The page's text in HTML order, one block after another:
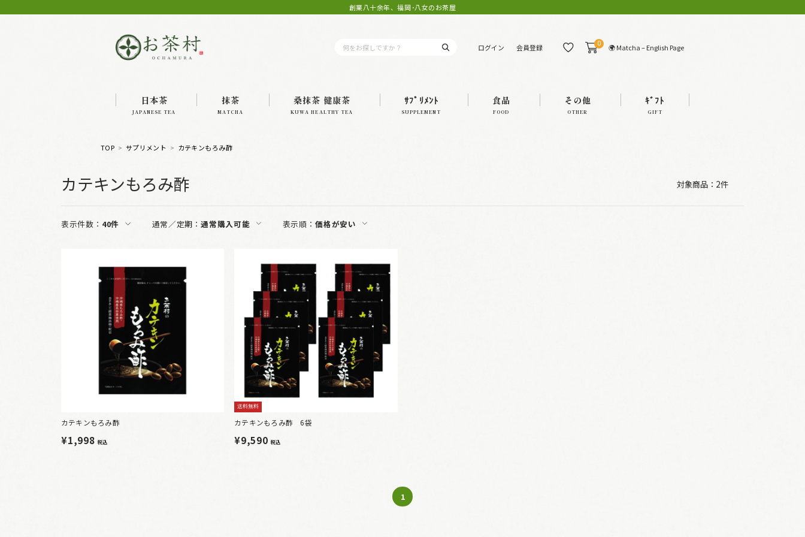
創業八十余年、福岡･八女のお茶屋
ログイン 会員登録 0 🌍 Matcha – English Page
日本茶
JAPANESE TEA
抹茶
MATCHA
桑抹茶 健康茶
KUWA HEALTHY TEA
ｻﾌﾟﾘﾒﾝﾄ
SUPPLEMENT
食品
FOOD
その他
OTHER
ｷﾞﾌﾄ
GIFT
TOP サプリメント カテキンもろみ酢
カテキンもろみ酢 対象商品： 2件
表示件数： 40件 通常／定期：通常購入可能 表示順：価格が安い
カテキンもろみ酢
¥1,998税込
送料無料
カテキンもろみ酢 6袋
¥9,590税込
1